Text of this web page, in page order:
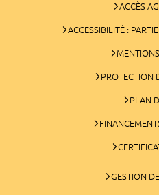
ACCÈS
ACCESSIBILITÉ :
PROTECTION
PLAN
GESTION